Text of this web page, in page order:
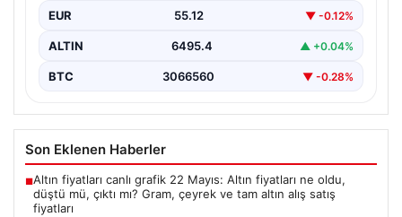
ilaçları…
EUR 55.12 ▼ -0.12%
ALTIN 6495.4 ▲ +0.04%
BTC 3066560 ▼ -0.28%
Son Eklenen Haberler
■Altın fiyatları canlı grafik 22 Mayıs: Altın fiyatları ne oldu,
düştü mü, çıktı mı? Gram, çeyrek ve tam altın alış satış
fiyatları